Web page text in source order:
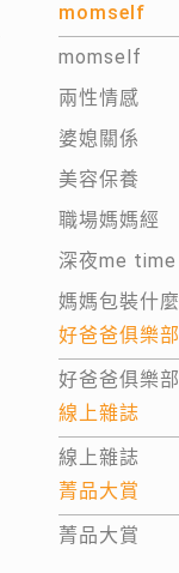
momself
momself
兩性情感
婆媳關係
美容保養
職場媽媽經
深夜me time
媽媽包裝什麼
好爸爸俱樂部
好爸爸俱樂部
線上雜誌
線上雜誌
菁品大賞
菁品大賞